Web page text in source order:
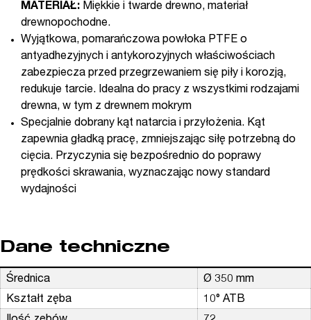
MATERIAŁ: Miękkie i twarde drewno, materiał
drewnopochodne.
Wyjątkowa, pomarańczowa powłoka PTFE o
antyadhezyjnych i antykorozyjnych właściwościach
zabezpiecza przed przegrzewaniem się piły i korozją,
redukuje tarcie. Idealna do pracy z wszystkimi rodzajami
drewna, w tym z drewnem mokrym
Specjalnie dobrany kąt natarcia i przyłożenia. Kąt
zapewnia gładką pracę, zmniejszając siłę potrzebną do
cięcia. Przyczynia się bezpośrednio do poprawy
prędkości skrawania, wyznaczając nowy standard
wydajności
Dane techniczne
Średnica
Ø 350 mm
Kształt zęba
10° ATB